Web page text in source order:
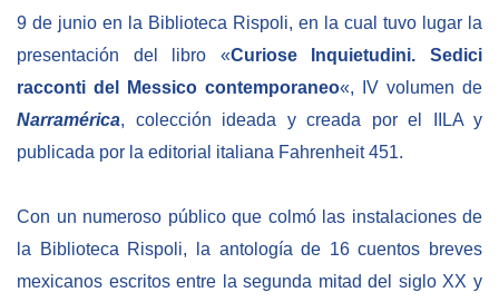
9 de junio en la Biblioteca Rispoli, en la cual tuvo lugar la
presentación del libro «Curiose Inquietudini. Sedici
racconti del Messico contemporaneo«, IV volumen de
Narramérica, colección ideada y creada por el IILA y
publicada por la editorial italiana Fahrenheit 451.
Con un numeroso público que colmó las instalaciones de
la Biblioteca Rispoli, la antología de 16 cuentos breves
mexicanos escritos entre la segunda mitad del siglo XX y